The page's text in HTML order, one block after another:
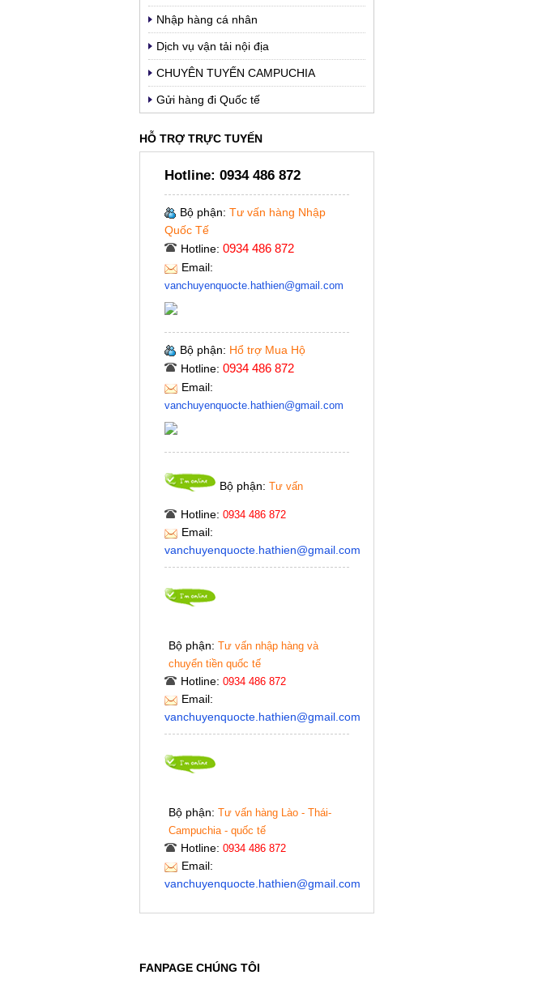
Nhập hàng cá nhân
Dịch vụ vận tải nội địa
CHUYÊN TUYẾN CAMPUCHIA
Gửi hàng đi Quốc tế
HỖ TRỢ TRỰC TUYẾN
Hotline: 0934 486 872
Bộ phận: Tư vấn hàng Nhập
Quốc Tế
Hotline: 0934 486 872
Email:
vanchuyenquocte.hathien@gmail.com
Bộ phận: Hổ trợ Mua Hộ
Hotline: 0934 486 872
Email:
vanchuyenquocte.hathien@gmail.com
Bộ phận: Tư vấn
Hotline: 0934 486 872
Email:
vanchuyenquocte.hathien@gmail.com
Bộ phận: Tư vấn nhập hàng và
chuyển tiền quốc tế
Hotline: 0934 486 872
Email:
vanchuyenquocte.hathien@gmail.com
Bộ phận: Tư vấn hàng Lào - Thái-
Campuchia - quốc tế
Hotline: 0934 486 872
Email:
vanchuyenquocte.hathien@gmail.com
FANPAGE CHÚNG TÔI